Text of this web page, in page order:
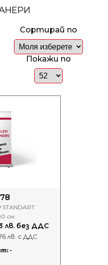
Сортирай по
Покажи по
см.
лв. без ДДС
лв. с ДДС
-